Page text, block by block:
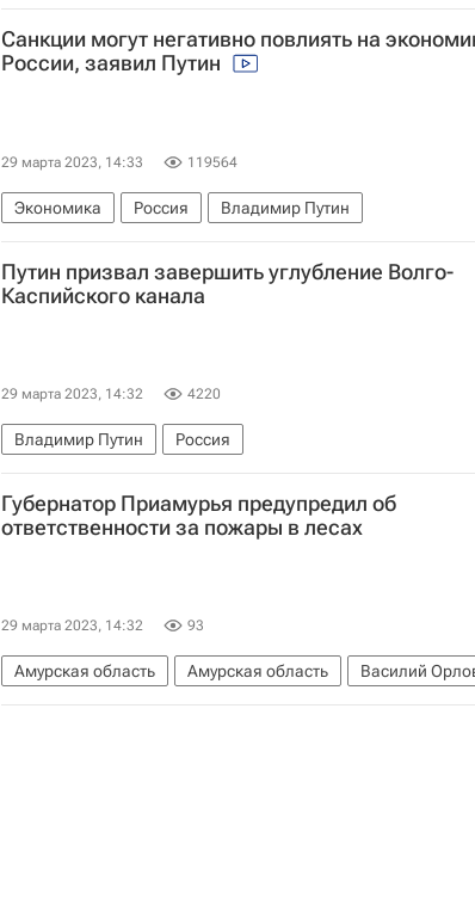
Санкции могут негативно повлиять на
России, заявил Путин
29 марта 2023, 14:33 119564
Экономика Россия Владимир Путин
Путин призвал завершить углубление Волго-
Каспийского канала
29 марта 2023, 14:32 4220
Владимир Путин Россия
Губернатор Приамурья предупредил об
ответственности за пожары в лесах
29 марта 2023, 14:32 93
Амурская область Амурская область
Василий